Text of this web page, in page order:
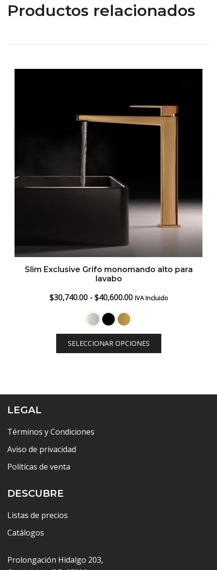
Productos relacionados
Slim Exclusive Grifo monomando alto para
lavabo
$30,740.00 - $40,600.00Rango
desde
$30,740.00
IVA Incluido
SELECCIONAR OPCIONES
LEGAL
Términos y Condiciones
Aviso de privacidad
Políticas de venta
DESCUBRE
Listas de precios
Catálogos
Prolongación Hidalgo 203,